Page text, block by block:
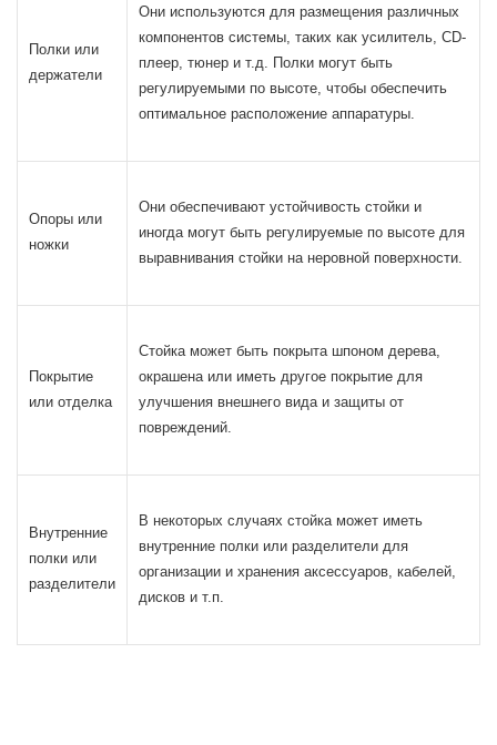
Полки или
держатели
Они используются для размещения различных
компонентов системы, таких как усилитель, CD-
плеер, тюнер и т.д. Полки могут быть
регулируемыми по высоте, чтобы обеспечить
оптимальное расположение аппаратуры.
Опоры или
ножки
Они обеспечивают устойчивость стойки и
иногда могут быть регулируемые по высоте для
выравнивания стойки на неровной поверхности.
Покрытие
или отделка
Стойка может быть покрыта шпоном дерева,
окрашена или иметь другое покрытие для
улучшения внешнего вида и защиты от
повреждений.
Внутренние
полки или
разделители
В некоторых случаях стойка может иметь
внутренние полки или разделители для
организации и хранения аксессуаров, кабелей,
дисков и т.п.